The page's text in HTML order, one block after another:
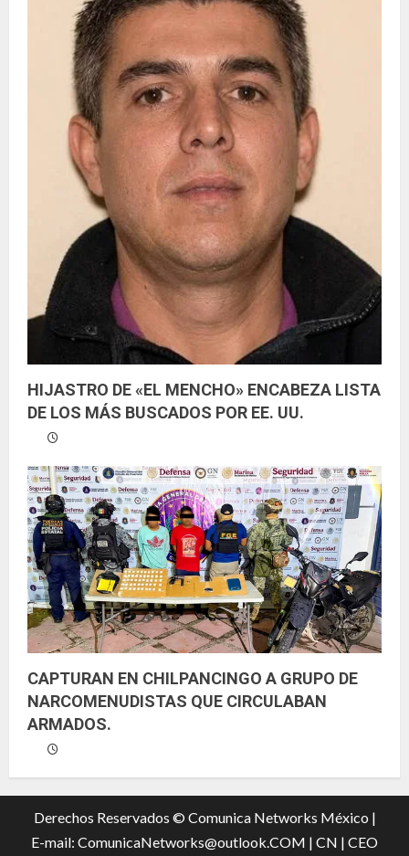
HIJASTRO DE «EL MENCHO» ENCABEZA LISTA
DE LOS MÁS BUSCADOS POR EE. UU.
CAPTURAN EN CHILPANCINGO A GRUPO DE
NARCOMENUDISTAS QUE CIRCULABAN
ARMADOS.
Derechos Reservados © Comunica Networks México |
E-mail: ComunicaNetworks@outlook.COM | CN | CEO